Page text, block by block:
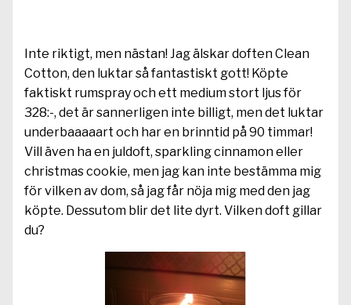
Inte riktigt, men nästan! Jag älskar doften Clean
Cotton, den luktar så fantastiskt gott! Köpte
faktiskt rumspray och ett medium stort ljus för
328:-, det är sannerligen inte billigt, men det luktar
underbaaaaart och har en brinntid på 90 timmar!
Vill även ha en juldoft, sparkling cinnamon eller
christmas cookie, men jag kan inte bestämma mig
för vilken av dom, så jag får nöja mig med den jag
köpte. Dessutom blir det lite dyrt. Vilken doft gillar
du?